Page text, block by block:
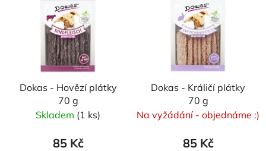
Dokas - Hovězí plátky
70 g
Skladem (1 ks)
85 Kč
Dokas - Králičí plátky
70 g
Na vyžádání - objednáme :)
85 Kč